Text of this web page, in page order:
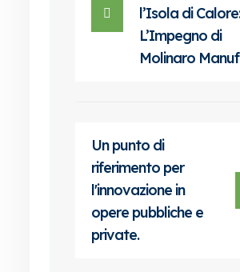
l’Isola di
L’Impegno di
Molinaro
Un punto di
riferimento per
l'innovazione in
opere pubbliche e
private.